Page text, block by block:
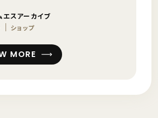
エスアーカイブ
ショップ
MORE